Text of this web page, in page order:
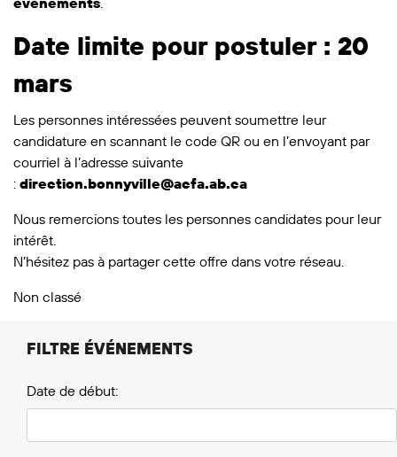
Date limite pour postuler : 20
mars
Les personnes intéressées peuvent soumettre leur
candidature en scannant le code QR ou en l’envoyant par
courriel à l’adresse suivante
: direction.bonnyville@acfa.ab.ca
Nous remercions toutes les personnes candidates pour leur
intérêt.
N’hésitez pas à partager cette offre dans votre réseau.
Non classé
FILTRE ÉVÉNEMENTS
Date de début: